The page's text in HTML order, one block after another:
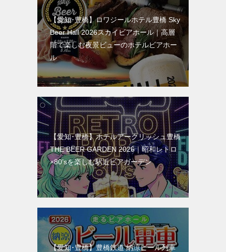
【愛知･豊橋】ロワジールホテル豊橋 Sky
Beer Hall 2026スカイビアホール｜高層
階で楽しむ夜景ビューのホテルビアホー
ル
【愛知･豊橋】ホテルアークリッシュ豊橋
THE BEER GARDEN 2026｜昭和レトロ
×80’sを楽しむ駅近ビアガーデン
【愛知･豊橋】豊橋鉄道 納涼ビール列車